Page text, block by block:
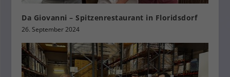
Da Giovanni – Spitzenrestaurant in Floridsdorf
26. September 2024